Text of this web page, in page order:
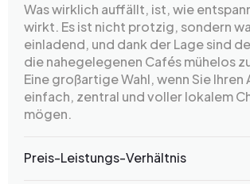
Was wirklich auffällt, ist, wie
wirkt. Es ist nicht protzig, sondern
einladend, und dank der Lage sind
die nahegelegenen Cafés mühelos
Eine großartige Wahl, wenn Sie
einfach, zentral und voller lokalem
mögen.
Preis-Leistungs-Verhältnis